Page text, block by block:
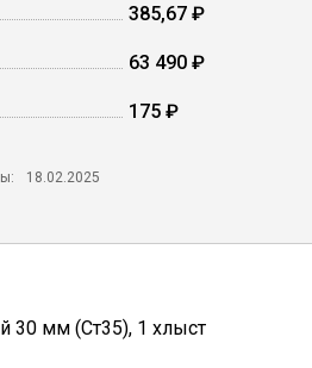
385,67 ₽
63 490 ₽
175 ₽
18.02.2025
30 мм (Ст35), 1 хлыст